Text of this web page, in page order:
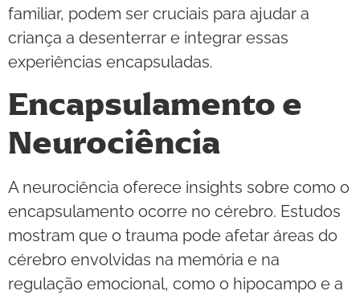
familiar, podem ser cruciais para ajudar a
criança a desenterrar e integrar essas
experiências encapsuladas.
Encapsulamento e
Neurociência
A neurociência oferece insights sobre como o
encapsulamento ocorre no cérebro. Estudos
mostram que o trauma pode afetar áreas do
cérebro envolvidas na memória e na
regulação emocional, como o hipocampo e a